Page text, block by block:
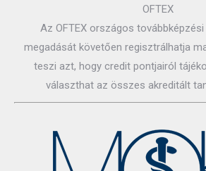
OFTEX
Az OFTEX országos
megadását követően regisztrálhatja
teszi azt, hogy credit pontjairól
választhat az összes akreditált